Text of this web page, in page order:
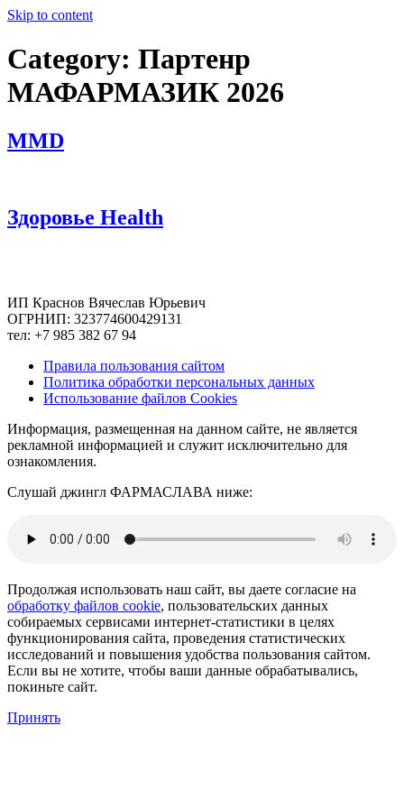
Skip to content
Category: Партенр
МАФАРМАЗИК 2026
MMD
Здоровье Health
ИП Краснов Вячеслав Юрьевич
ОГРНИП: 323774600429131
тел: +7 985 382 67 94
Правила пользования сайтом
Политика обработки персональных данных
Использование файлов Cookies
Информация, размещенная на данном сайте, не является
рекламной информацией и служит исключительно для
ознакомления.
Слушай джингл ФАРМАСЛАВА ниже:
Продолжая использовать наш сайт, вы даете согласие на
обработку файлов cookie, пользовательских данных
собираемых сервисами интернет-статистики в целях
функционирования сайта, проведения статистических
исследований и повышения удобства пользования сайтом.
Если вы не хотите, чтобы ваши данные обрабатывались,
покиньте сайт.
Принять